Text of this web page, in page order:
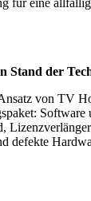
Stand der
von TV
defekte